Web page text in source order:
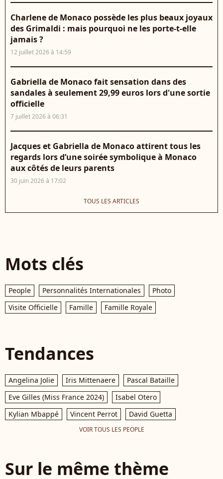
Charlene de Monaco possède les plus beaux joyaux
des Grimaldi : mais pourquoi ne les porte-t-elle
jamais ?
12 juillet 2026 à 14:59
Gabriella de Monaco fait sensation dans des
sandales à seulement 29,99 euros lors d'une sortie
officielle
7 juillet 2026 à 06:31
Jacques et Gabriella de Monaco attirent tous les
regards lors d’une soirée symbolique à Monaco
aux côtés de leurs parents
30 juin 2026 à 17:02
TOUS LES ARTICLES
Mots clés
People Personnalités Internationales
Photo
Visite Officielle
Famille Famille Royale
Tendances
Angelina Jolie Iris Mittenaere
Pascal Bataille
Eve Gilles (Miss France 2024)
Isabel Otero
Kylian Mbappé
Vincent Perrot David Guetta
VOIR TOUS LES PEOPLE
Sur le même thème